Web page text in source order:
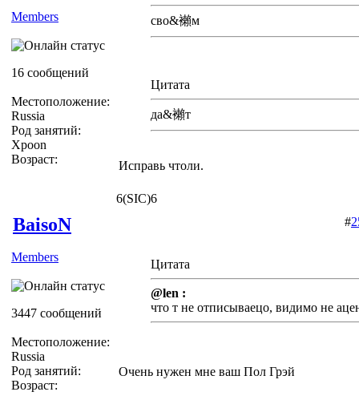
Members
16 сообщений
Местоположение:
Russia
Род занятий:
Xpoon
Возраст:
сво&襰м
Цитата
да&襰т
Исправь чтоли.
6(SIC)6
BaisoN
Members
3447 сообщений
Местоположение:
Russia
Род занятий:
Возраст:
#
Цитата
@len :
что т не отписываецо, видимо не
Очень нужен мне ваш Пол Грэй